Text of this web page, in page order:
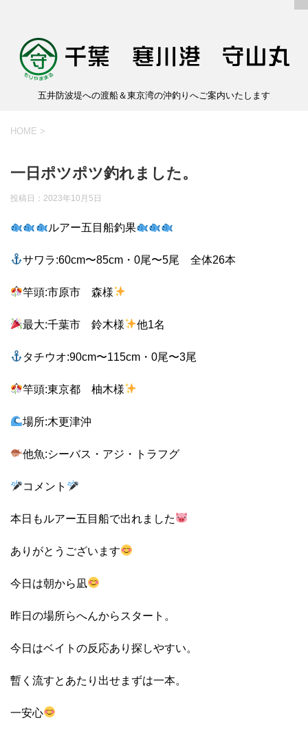
五井防波堤への渡船＆東京湾の沖釣りへご案内いたします
HOME >
一日ポツポツ釣れました。
投稿日： 2023年10月5日
ルアー五目船釣果
サワラ:60cm〜85cm・0尾〜5尾 全体26本
竿頭:市原市 森様
最大:千葉市 鈴木様 他1名
タチウオ:90cm〜115cm・0尾〜3尾
竿頭:東京都 柚木様
場所:木更津沖
他魚:シーバス・アジ・トラフグ
コメント
本日もルアー五目船で出れました
ありがとうございます
今日は朝から凪
昨日の場所らへんからスタート。
今日はベイトの反応あり探しやすい。
暫く流すとあたり出せまずは一本。
一安心